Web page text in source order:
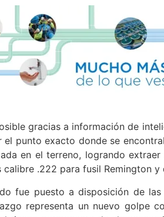
gracias a información de
punto exacto donde se
en el terreno, logrando
.222 para fusil Remington y
fue puesto a disposición de
representa un nuevo golpe